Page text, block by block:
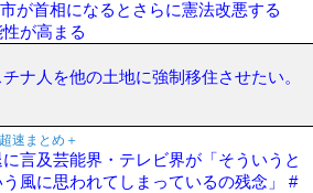
が首相になるとさらに憲法改悪する
が高まる
ナ人を他の土地に強制移住させたい。
速まとめ＋
言及芸能界・テレビ界が「そういうと
風に思われてしまっているの残念」 #